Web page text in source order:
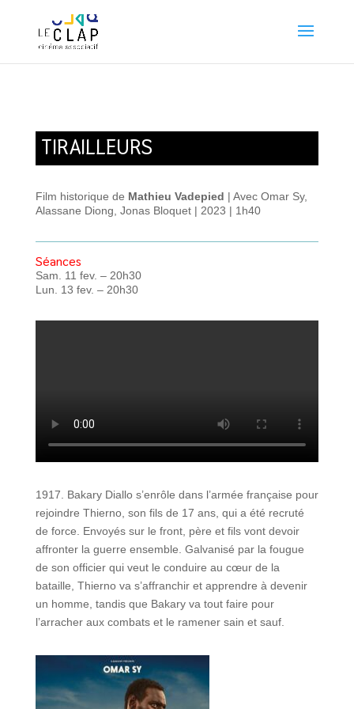
TIRAILLEURS
Film historique de Mathieu Vadepied | Avec Omar Sy,
Alassane Diong, Jonas Bloquet | 2023 | 1h40
Séances
Sam. 11 fev. – 20h30
Lun. 13 fev. – 20h30
1917. Bakary Diallo s’enrôle dans l’armée française pour
rejoindre Thierno, son fils de 17 ans, qui a été recruté
de force. Envoyés sur le front, père et fils vont devoir
affronter la guerre ensemble. Galvanisé par la fougue
de son officier qui veut le conduire au cœur de la
bataille, Thierno va s’affranchir et apprendre à devenir
un homme, tandis que Bakary va tout faire pour
l’arracher aux combats et le ramener sain et sauf.